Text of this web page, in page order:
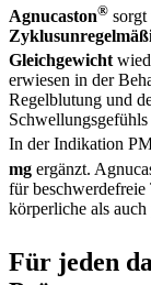
Agnucaston® sorgt
Gleichgewicht
erwiesen in der
Regelblutung und
In der Indikation
mg ergänzt.
für beschwerdefreie
körperliche als
Für jeden